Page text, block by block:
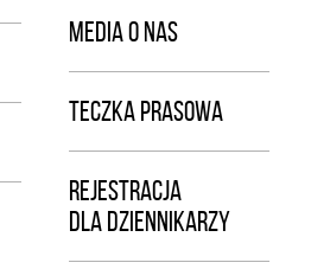
MEDIA O NAS
TECZKA PRASOWA
REJESTRACJA
DLA DZIENNIKARZY